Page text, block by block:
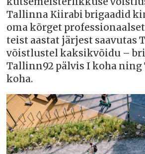
Tallinna Kiirabi brigaadid
oma kõrget professionaalset
teist aastat järjest saavutas
võistlustel kaksikvõidu –
Tallinn92 pälvis I koha ning
koha.